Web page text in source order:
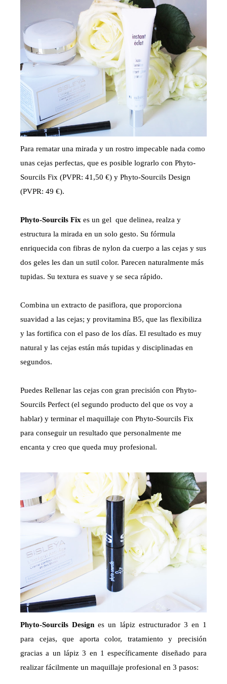
Para rematar una mirada y un rostro impecable nada como
unas cejas perfectas, que es posible lograrlo con Phyto-
Sourcils Fix (PVPR: 41,50 €) y Phyto-Sourcils Design
(PVPR: 49 €).
Phyto-Sourcils Fix es un gel que delinea, realza y
estructura la mirada en un solo gesto. Su fórmula
enriquecida con fibras de nylon da cuerpo a las cejas y sus
dos geles les dan un sutil color. Parecen naturalmente más
tupidas. Su textura es suave y se seca rápido.
Combina un extracto de pasiflora, que proporciona
suavidad a las cejas; y provitamina B5, que las flexibiliza
y las fortifica con el paso de los días. El resultado es muy
natural y las cejas están más tupidas y disciplinadas en
segundos.
Puedes Rellenar las cejas con gran precisión con Phyto-
Sourcils Perfect (el segundo producto del que os voy a
hablar) y terminar el maquillaje con Phyto-Sourcils Fix
para conseguir un resultado que personalmente me
encanta y creo que queda muy profesional.
Phyto-Sourcils Design es un lápiz estructurador 3 en 1
para cejas, que aporta color, tratamiento y precisión
gracias a un lápiz 3 en 1 específicamente diseñado para
realizar fácilmente un maquillaje profesional en 3 pasos: